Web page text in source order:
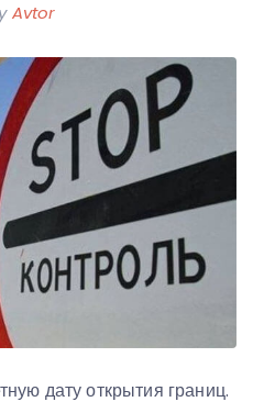
Avtor
дату открытия границ.